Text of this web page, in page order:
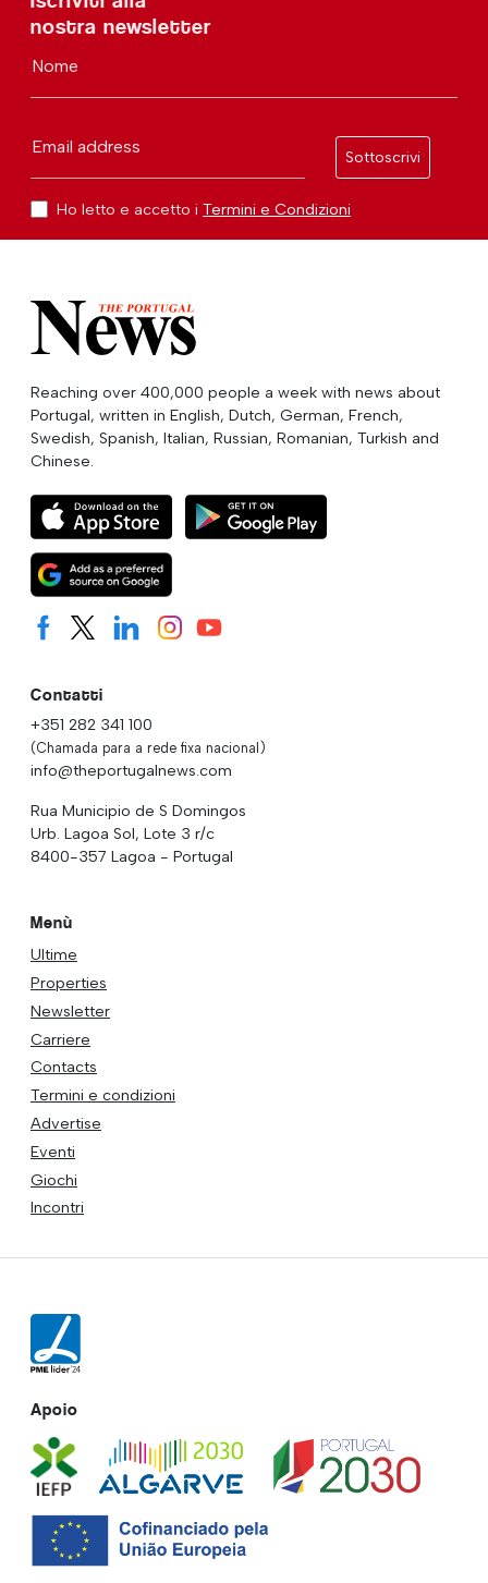
nostra newsletter
Nome
Email address
Sottoscrivi
Ho letto e accetto i Termini e Condizioni
Reaching over 400,000 people a week with news about
Portugal, written in English, Dutch, German, French,
Swedish, Spanish, Italian, Russian, Romanian, Turkish and
Chinese.
Contatti
+351 282 341 100
(Chamada para a rede fixa nacional)
info@theportugalnews.com
Rua Municipio de S Domingos
Urb. Lagoa Sol, Lote 3 r/c
8400-357 Lagoa - Portugal
Menù
Ultime
Properties
Newsletter
Carriere
Contacts
Termini e condizioni
Advertise
Eventi
Giochi
Incontri
Apoio